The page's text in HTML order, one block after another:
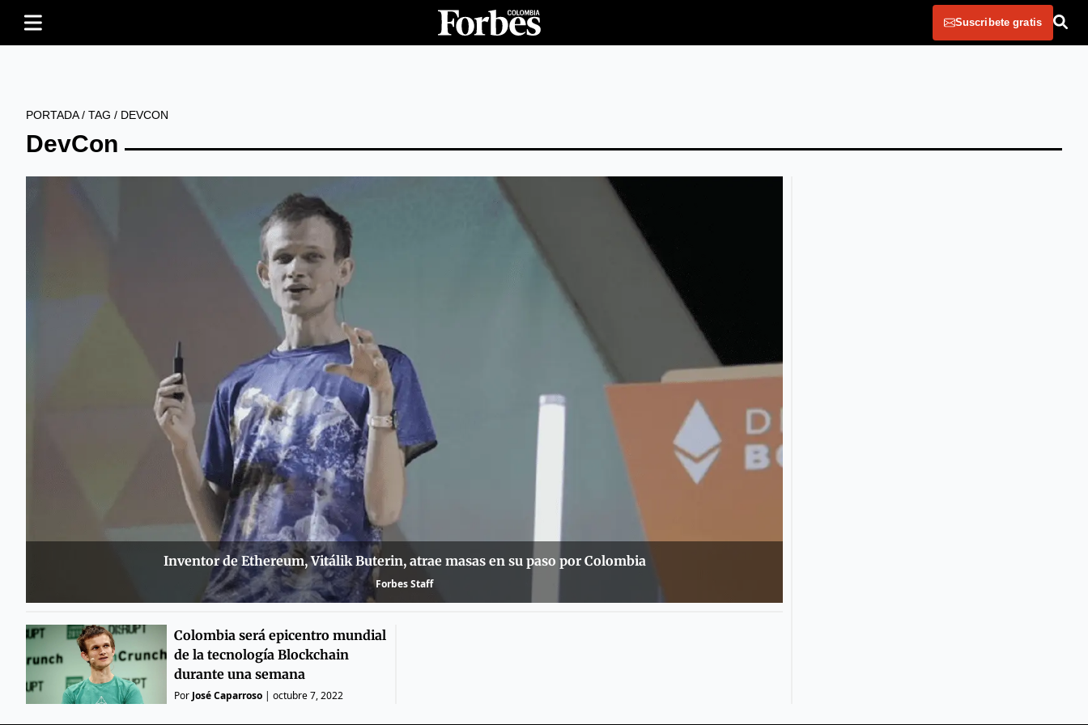
Suscribete gratis
PORTADA/ TAG / DEVCON
DevCon
Inventor de Ethereum, Vitálik Buterin, atrae masas en su paso por Colombia
Forbes Staff
Colombia será epicentro mundial
de la tecnología Blockchain
durante una semana
Por José Caparroso| octubre 7, 2022